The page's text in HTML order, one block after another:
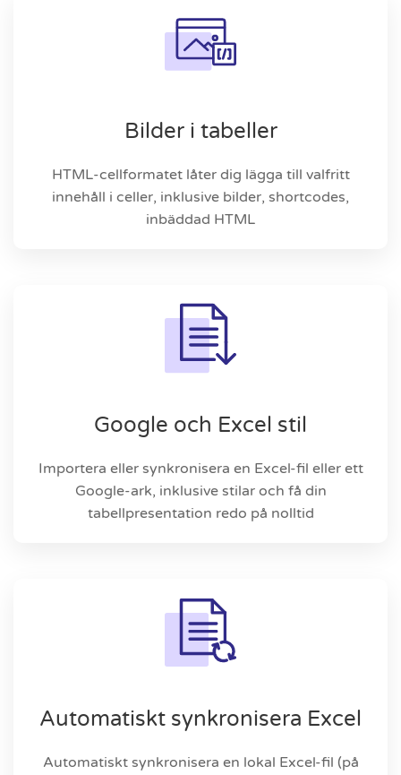
Bilder i tabeller
HTML-cellformatet låter dig lägga till valfritt
innehåll i celler, inklusive bilder, shortcodes,
inbäddad HTML
Google och Excel stil
Importera eller synkronisera en Excel-fil eller ett
Google-ark, inklusive stilar och få din
tabellpresentation redo på nolltid
Automatiskt synkronisera Excel
Automatiskt synkronisera en lokal Excel-fil (på